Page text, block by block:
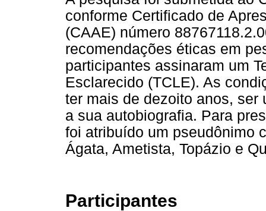
conforme Certificado de
(CAAE) número
recomendações éticas em
participantes assinaram um
Esclarecido (TCLE). As
ter mais de dezoito anos, ser
a sua autobiografia. Para
foi atribuído um pseudônimo
Ágata, Ametista, Topázio e
Participantes